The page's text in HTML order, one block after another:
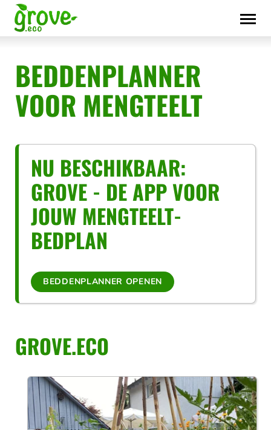
Skip
to
content
BEDDENPLANNER
VOOR MENGTEELT
NU BESCHIKBAAR:
GROVE - DE APP VOOR
JOUW MENGTEELT-
BEDPLAN
BEDDENPLANNER OPENEN
GROVE.ECO